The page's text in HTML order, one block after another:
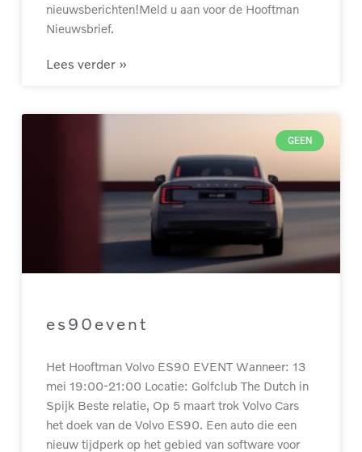
nieuwsberichten!Meld u aan voor de Hooftman
Nieuwsbrief.
Lees verder »
GEEN
es90event
Het Hooftman Volvo ES90 EVENT Wanneer: 13
mei 19:00-21:00 Locatie: Golfclub The Dutch in
Spijk Beste relatie, Op 5 maart trok Volvo Cars
het doek van de Volvo ES90. Een auto die een
nieuw tijdperk op het gebied van software voor